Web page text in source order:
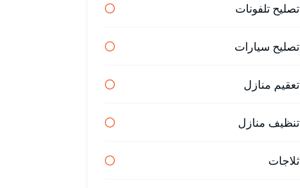
تصليح تلفونات
تصليح سيارات
تعقيم منازل
تنظيف منازل
ثلاجات